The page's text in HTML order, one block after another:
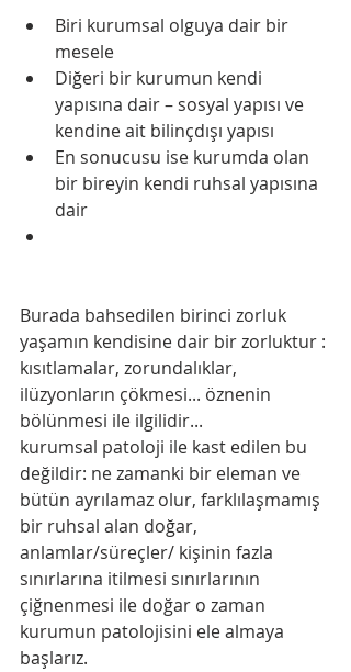
Biri kurumsal olguya dair bir
mesele
Diğeri bir kurumun kendi
yapısına dair – sosyal yapısı ve
kendine ait bilinçdışı yapısı
En sonucusu ise kurumda olan
bir bireyin kendi ruhsal yapısına
dair
Burada bahsedilen birinci zorluk
yaşamın kendisine dair bir zorluktur :
kısıtlamalar, zorundalıklar,
ilüzyonların çökmesi... öznenin
bölünmesi ile ilgilidir...
kurumsal patoloji ile kast edilen bu
değildir: ne zamanki bir eleman ve
bütün ayrılamaz olur, farklılaşmamış
bir ruhsal alan doğar,
anlamlar/süreçler/ kişinin fazla
sınırlarına itilmesi sınırlarının
çiğnenmesi ile doğar o zaman
kurumun patolojisini ele almaya
başlarız.